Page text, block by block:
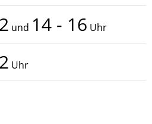
und 14 - 16 Uhr
Uhr